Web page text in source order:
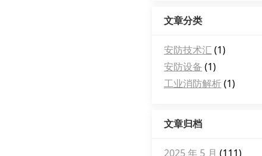
文章分类
安防技术汇 (1)
安防设备 (1)
工业消防解析(1)
文章归档
2025 年 5 月 (111)